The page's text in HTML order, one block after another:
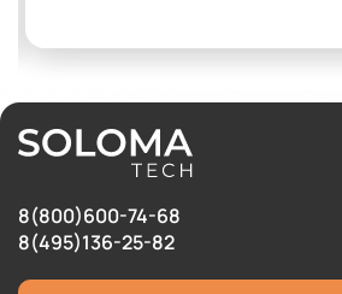
8(800)600-74-68
8(495)136-25-82